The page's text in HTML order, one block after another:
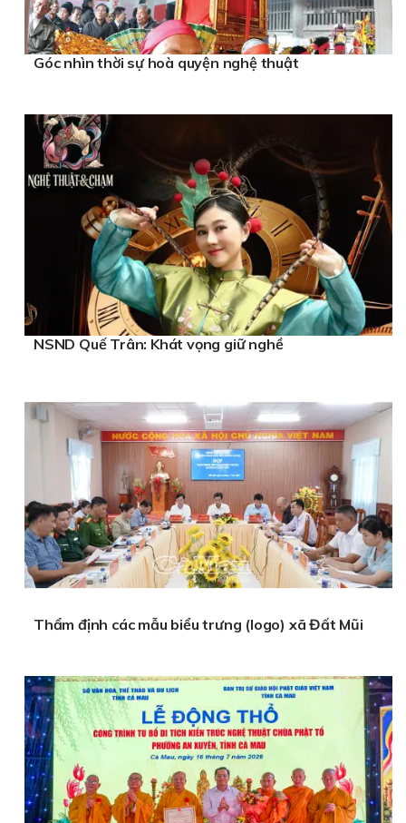
Góc nhìn thời sự hoà quyện nghệ thuật
NSND Quế Trân: Khát vọng giữ nghề
Thẩm định các mẫu biểu trưng (logo) xã Đất Mũi